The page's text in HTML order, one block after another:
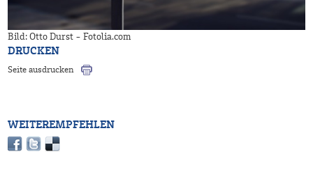
Bild: Otto Durst - Fotolia.com
DRUCKEN
Seite ausdrucken
WEITEREMPFEHLEN